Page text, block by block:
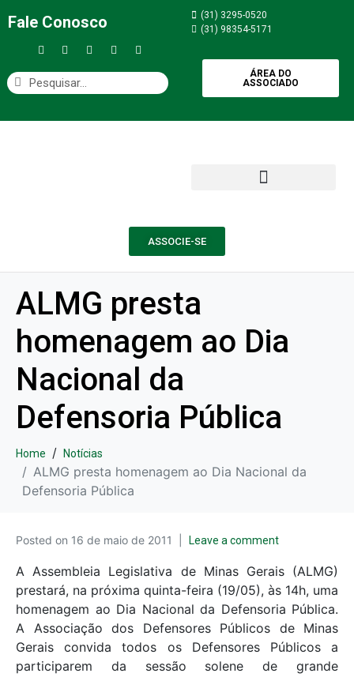
Fale Conosco
(31) 3295-0520
(31) 98354-5171
ÁREA DO
ASSOCIADO
ASSOCIE-SE
ALMG presta
homenagem ao Dia
Nacional da
Defensoria Pública
Home Notícias
ALMG presta homenagem ao Dia Nacional da
Defensoria Pública
Posted on 16 de maio de 2011 Leave a comment
A Assembleia Legislativa de Minas Gerais (ALMG)
prestará, na próxima quinta-feira (19/05), às 14h, uma
homenagem ao Dia Nacional da Defensoria Pública.
A Associação dos Defensores Públicos de Minas
Gerais convida todos os Defensores Públicos a
participarem da sessão solene de grande